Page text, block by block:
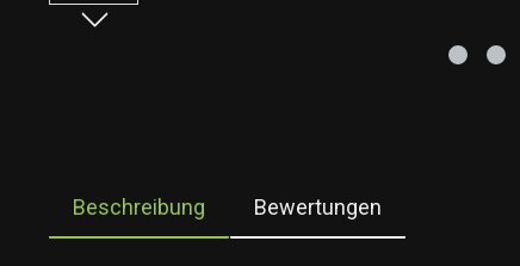
Beschreibung Bewertungen